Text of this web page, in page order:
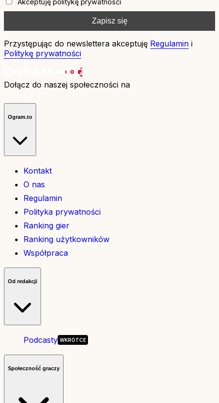
Przystępując do newslettera akceptuję Regulamin i
Politykę prywatności
Dołącz do naszej społeczności na
Ogram.to
Kontakt
O nas
Regulamin
Polityka prywatności
Ranking gier
Ranking użytkowników
Współpraca
Od redakcji
Podcasty
Społeczność graczy